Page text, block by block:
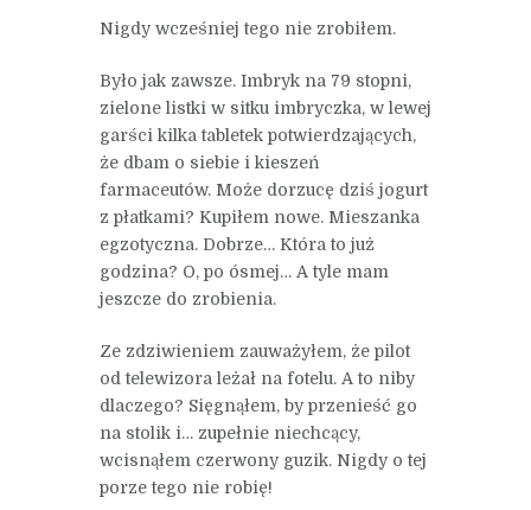
Nigdy wcześniej tego nie zrobiłem.
Było jak zawsze. Imbryk na 79 stopni,
zielone listki w sitku imbryczka, w lewej
garści kilka tabletek potwierdzających,
że dbam o siebie i kieszeń
farmaceutów. Może dorzucę dziś jogurt
z płatkami? Kupiłem nowe. Mieszanka
egzotyczna. Dobrze… Która to już
godzina? O, po ósmej… A tyle mam
jeszcze do zrobienia.
Ze zdziwieniem zauważyłem, że pilot
od telewizora leżał na fotelu. A to niby
dlaczego? Sięgnąłem, by przenieść go
na stolik i… zupełnie niechcący,
wcisnąłem czerwony guzik. Nigdy o tej
porze tego nie robię!